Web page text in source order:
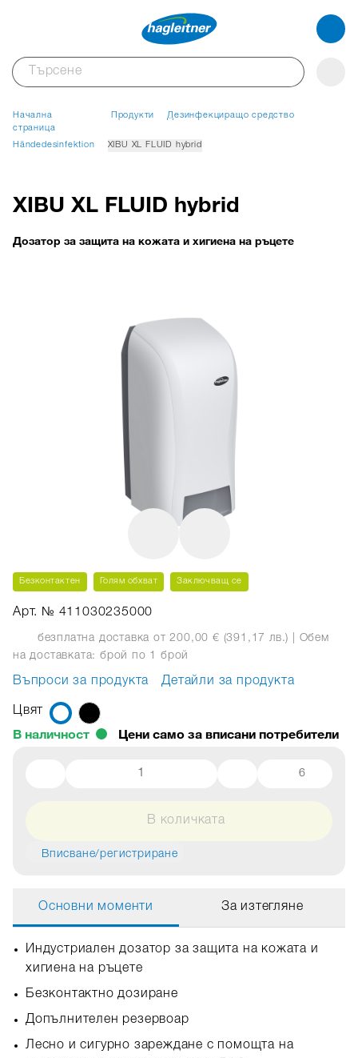
Начална
страница
Продукти Дезинфекциращо средство
Händedesinfektion XIBU XL FLUID hybrid
XIBU XL FLUID hybrid
Дозатор за защита на кожата и хигиена на ръцете
Безконтактен Голям обхват Заключващ се
Арт. № 411030235000
безплатна доставка от 200,00 € (391,17 лв.) | Обем
на доставката: брой по 1 брой
Въпроси за продукта Детайли за продукта
Цвят
В наличност
6
В количката
Вписване/регистриране
Основни моменти За изтегляне
Индустриален дозатор за защита на кожата и
хигиена на ръцете
Безконтактно дозиране
Допълнителен резервоар
Лесно и сигурно зареждане с помощта на